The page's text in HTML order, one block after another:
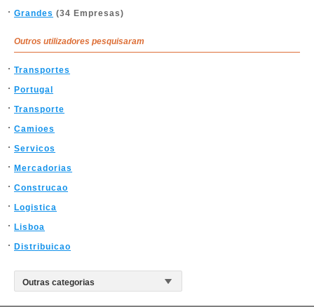
Grandes (34 Empresas)
Outros utilizadores pesquisaram
Transportes
Portugal
Transporte
Camioes
Servicos
Mercadorias
Construcao
Logistica
Lisboa
Distribuicao